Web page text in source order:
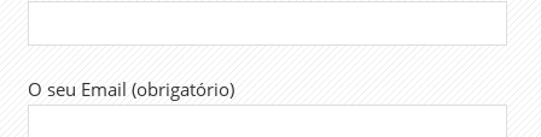
O seu Email (obrigatório)